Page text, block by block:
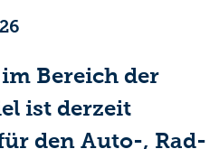
Bereich der
ist derzeit
den Auto-, Rad-